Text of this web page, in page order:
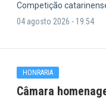
Competição
04 agosto 2026 - 19:54
HONRARIA
Câmara